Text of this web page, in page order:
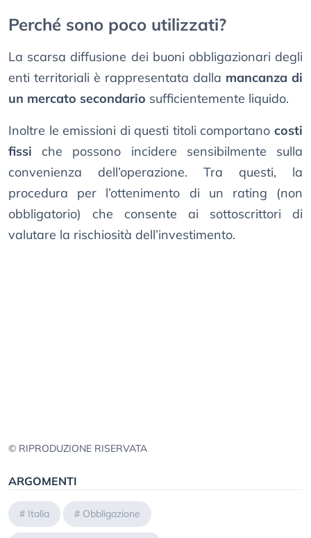
Perché sono poco utilizzati?
La scarsa diffusione dei buoni obbligazionari degli
enti territoriali è rappresentata dalla mancanza di
un mercato secondario sufficientemente liquido.
Inoltre le emissioni di questi titoli comportano costi
fissi che possono incidere sensibilmente sulla
convenienza dell’operazione. Tra questi, la
procedura per l’ottenimento di un rating (non
obbligatorio) che consente ai sottoscrittori di
valutare la rischiosità dell’investimento.
© RIPRODUZIONE RISERVATA
ARGOMENTI
# Italia # Obbligazione